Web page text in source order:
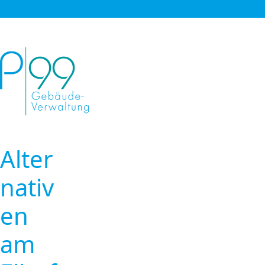
Alter
nativ
en
am